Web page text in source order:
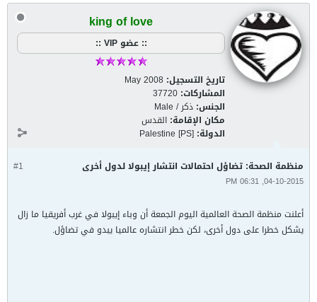
king of love
:: عضو VIP ::
تاريخ التسجيل: May 2008
المشاركات: 37720
الجنس: ذكر / Male
مكان الإقامة: القدس
الدولة: Palestine [PS]
#1 منظمة الصحة: تضاؤل احتمالات انتشار إيبولا لدول أخرى
04-10-2015, 06:31 PM
أعلنت منظمة الصحة العالمية اليوم الجمعة أن وباء إيبولا في غرب أفريقيا ما زال
يشكل خطرا على دول أخرى، لكن خطر انتشاره عالميا يبدو في تضاؤل.